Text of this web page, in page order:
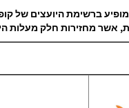
מופיע ברשימת היועצים של
אשר מחזירות חלק מעלות